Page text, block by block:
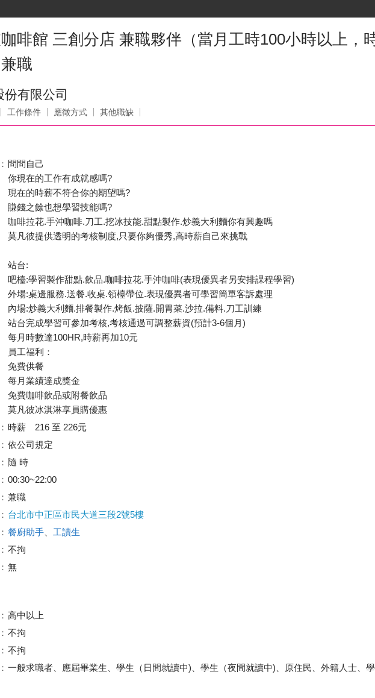
啡館 三創分店 兼職夥伴（當月工時100小時以上，
職
份有限公司
工作條件 應徵方式 其他職缺
問問自己
你現在的工作有成就感嗎?
現在的時薪不符合你的期望嗎?
賺錢之餘也想學習技能嗎?
咖啡拉花.手沖咖啡.刀工.挖冰技能.甜點製作.炒義大利麵你有興趣嗎
莫凡彼提供透明的考核制度,只要你夠優秀,高時薪自己來挑戰
站台:
吧檯:學習製作甜點.飲品.咖啡拉花.手沖咖啡(表現優異者另安排課程學習)
外場:桌邊服務.送餐.收桌.領檯帶位.表現優異者可學習簡單客訴處理
內場:炒義大利麵.排餐製作.烤飯.披薩.開胃菜.沙拉.備料.刀工訓練
站台完成學習可參加考核,考核通過可調整薪資(預計3-6個月)
每月時數達100HR,時薪再加10元
員工福利：
免費供餐
每月業績達成獎金
免費咖啡飲品或附餐飲品
莫凡彼冰淇淋享員購優惠
時薪 216 至 226元
依公司規定
隨 時
00:30~22:00
兼職
台北市中正區市民大道三段2號5樓
餐廚助手
工讀生
不拘
無
高中以上
不拘
不拘
一般求職者、應屆畢業生、學生（日間就讀中)、學生（夜間就讀中)、原住民、外籍人士、